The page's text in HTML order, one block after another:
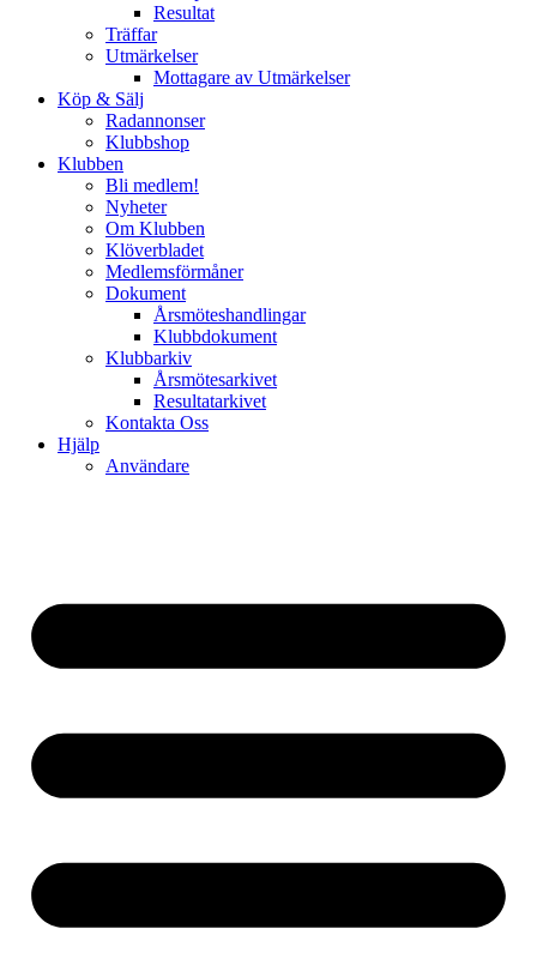
Resultat
Träffar
Utmärkelser
Mottagare av Utmärkelser
Köp & Sälj
Radannonser
Klubbshop
Klubben
Bli medlem!
Nyheter
Om Klubben
Klöverbladet
Medlemsförmåner
Dokument
Årsmöteshandlingar
Klubbdokument
Klubbarkiv
Årsmötesarkivet
Resultatarkivet
Kontakta Oss
Hjälp
Användare